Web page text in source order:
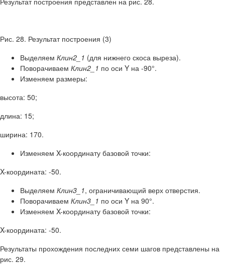
Рис. 28. Результат построения (3)
Выделяем Клин2_1 (для нижнего скоса выреза).
Поворачиваем Клин2_1 по оси Y на -90°.
Изменяем размеры:
высота: 50;
длина: 15;
ширина: 170.
Изменяем X-координату базовой точки:
X-координата: -50.
Выделяем Клин3_1, ограничивающий верх отверстия.
Поворачиваем Клин3_1 по оси Y на 90°.
Изменяем X-координату базовой точки:
X-координата: -50.
Результаты прохождения последних семи шагов представлены на
рис. 29.